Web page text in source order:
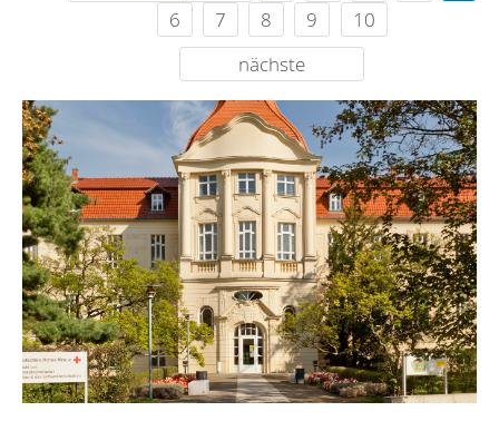
6
7 8 9
10
nächste